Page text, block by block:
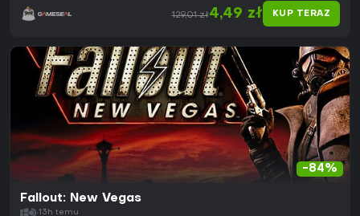
129,01 zł4,49 zł KUP TERAZ
-84%
Fallout: New Vegas
13h temu